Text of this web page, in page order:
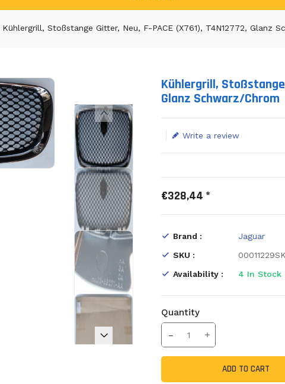
Kühlergrill, Stoßstange Gitter, Neu, F-PACE (X761), T4N12772, Glanz
Kühlergrill, Stoßstange
Glanz Schwarz/Chrom
Write a review
Translation missing:
€328,44 *
Brand :
Jaguar
SKU :
Availability :
4 In Stock
Quantity
Translation missing:
Increase Quantity
ADD TO CART